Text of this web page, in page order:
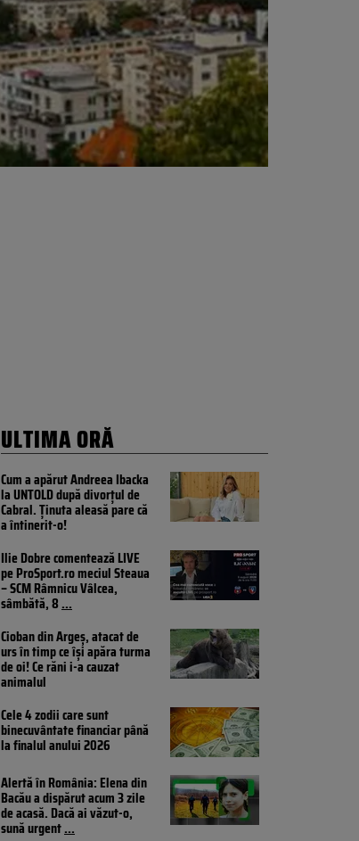
ULTIMA ORĂ
Cum a apărut Andreea Ibacka
la UNTOLD după divorțul de
Cabral. Ținuta aleasă pare că
a întinerit-o!
Ilie Dobre comentează LIVE
pe ProSport.ro meciul Steaua
– SCM Râmnicu Vâlcea,
sâmbătă, 8...
Cioban din Argeș, atacat de
urs în timp ce își apăra turma
de oi! Ce răni i-a cauzat
animalul
Cele 4 zodii care sunt
binecuvântate financiar până
la finalul anului 2026
Alertă în România: Elena din
Bacău a dispărut acum 3 zile
de acasă. Dacă ai văzut-o,
sună urgent...